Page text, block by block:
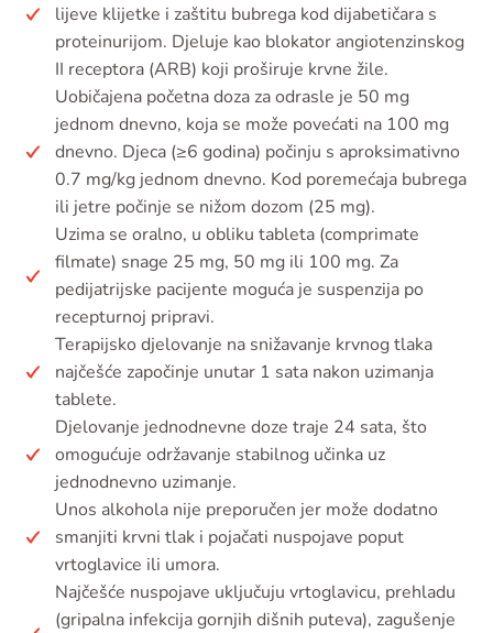
lijeve klijetke i zaštitu bubrega kod dijabetičara s
proteinurijom. Djeluje kao blokator angiotenzinskog
II receptora (ARB) koji proširuje krvne žile.
Uobičajena početna doza za odrasle je 50 mg
jednom dnevno, koja se može povećati na 100 mg
dnevno. Djeca (≥6 godina) počinju s aproksimativno
0.7 mg/kg jednom dnevno. Kod poremećaja bubrega
ili jetre počinje se nižom dozom (25 mg).
Uzima se oralno, u obliku tableta (comprimate
filmate) snage 25 mg, 50 mg ili 100 mg. Za
pedijatrijske pacijente moguća je suspenzija po
recepturnoj pripravi.
Terapijsko djelovanje na snižavanje krvnog tlaka
najčešće započinje unutar 1 sata nakon uzimanja
tablete.
Djelovanje jednodnevne doze traje 24 sata, što
omogućuje održavanje stabilnog učinka uz
jednodnevno uzimanje.
Unos alkohola nije preporučen jer može dodatno
smanjiti krvni tlak i pojačati nuspojave poput
vrtoglavice ili umora.
Najčešće nuspojave uključuju vrtoglavicu, prehladu
(gripalna infekcija gornjih dišnih puteva), zagušenje